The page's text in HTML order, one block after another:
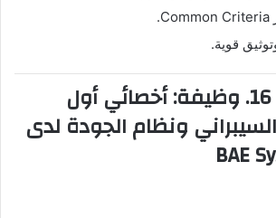
قوية.
رقم الوظائف 16. وظيفة: أخصائي أول
ونظام الجودة لدى